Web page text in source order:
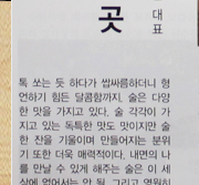
새계주류부산할인점
위스키
브랜디/꼬냑
와인선물세트